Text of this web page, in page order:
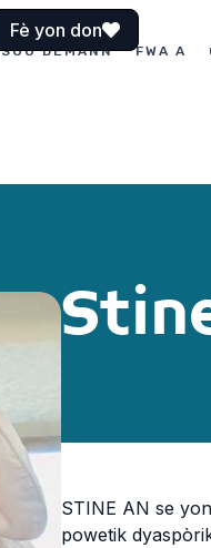
Fè yon don
SOU DEMANN FWA A
STINE AN se
powetik